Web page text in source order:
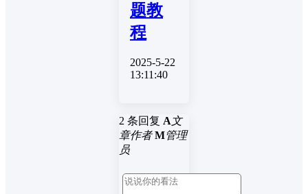
题教
程
2025-5-22
13:11:40
2 条回复 A文
章作者 M管理
员